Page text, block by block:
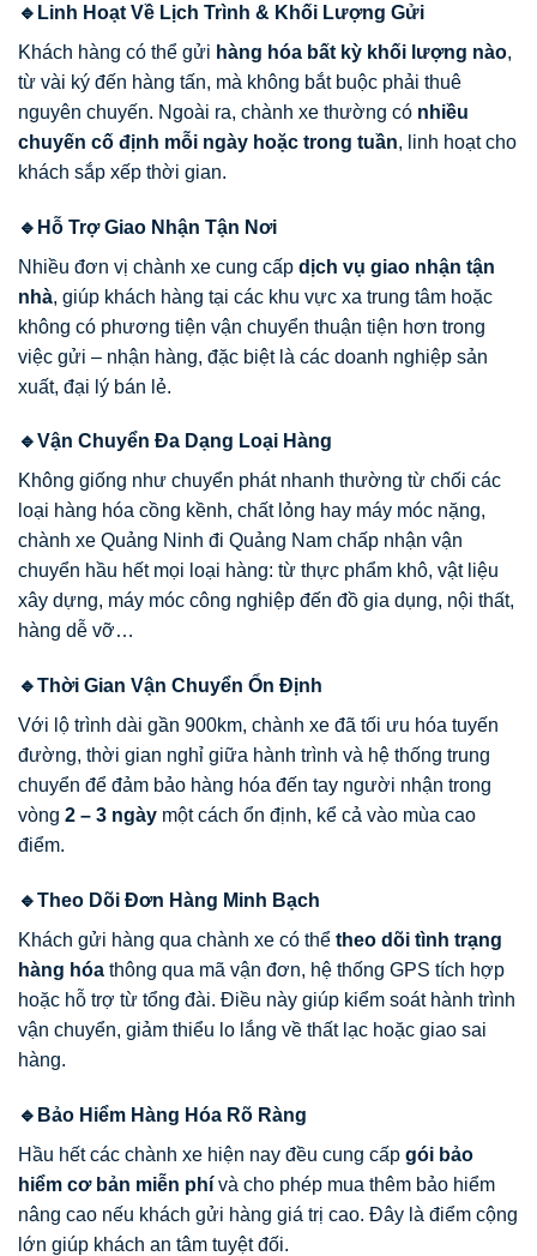
🔹Linh Hoạt Về Lịch Trình & Khối Lượng Gửi
Khách hàng có thể gửi hàng hóa bất kỳ khối lượng nào,
từ vài ký đến hàng tấn, mà không bắt buộc phải thuê
nguyên chuyến. Ngoài ra, chành xe thường có nhiều
chuyến cố định mỗi ngày hoặc trong tuần, linh hoạt cho
khách sắp xếp thời gian.
🔹Hỗ Trợ Giao Nhận Tận Nơi
Nhiều đơn vị chành xe cung cấp dịch vụ giao nhận tận
nhà, giúp khách hàng tại các khu vực xa trung tâm hoặc
không có phương tiện vận chuyển thuận tiện hơn trong
việc gửi – nhận hàng, đặc biệt là các doanh nghiệp sản
xuất, đại lý bán lẻ.
🔹Vận Chuyển Đa Dạng Loại Hàng
Không giống như chuyển phát nhanh thường từ chối các
loại hàng hóa cồng kềnh, chất lỏng hay máy móc nặng,
chành xe Quảng Ninh đi Quảng Nam chấp nhận vận
chuyển hầu hết mọi loại hàng: từ thực phẩm khô, vật liệu
xây dựng, máy móc công nghiệp đến đồ gia dụng, nội thất,
hàng dễ vỡ…
🔹Thời Gian Vận Chuyển Ổn Định
Với lộ trình dài gần 900km, chành xe đã tối ưu hóa tuyến
đường, thời gian nghỉ giữa hành trình và hệ thống trung
chuyển để đảm bảo hàng hóa đến tay người nhận trong
vòng 2 – 3 ngày một cách ổn định, kể cả vào mùa cao
điểm.
🔹Theo Dõi Đơn Hàng Minh Bạch
Khách gửi hàng qua chành xe có thể theo dõi tình trạng
hàng hóa thông qua mã vận đơn, hệ thống GPS tích hợp
hoặc hỗ trợ từ tổng đài. Điều này giúp kiểm soát hành trình
vận chuyển, giảm thiểu lo lắng về thất lạc hoặc giao sai
hàng.
🔹Bảo Hiểm Hàng Hóa Rõ Ràng
Hầu hết các chành xe hiện nay đều cung cấp gói bảo
hiểm cơ bản miễn phí và cho phép mua thêm bảo hiểm
nâng cao nếu khách gửi hàng giá trị cao. Đây là điểm cộng
lớn giúp khách an tâm tuyệt đối.